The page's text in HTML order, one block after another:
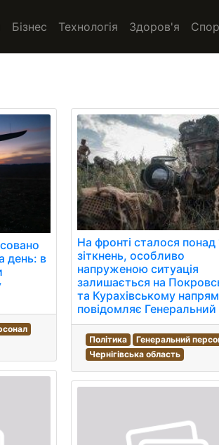
Бізнес Технологія Здоров'я
день: в
На фронті сталося понад
зіткнень, особливо
напруженою ситуація
залишається на
та Курахівському
повідомляє
Політика
Генеральний
Чернігівська область